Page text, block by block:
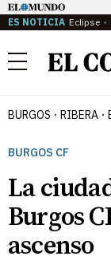
ES NOTICIA Eclipse
Menú
BURGOS RIBERA
BURGOS CF
La
Burgos
ascenso